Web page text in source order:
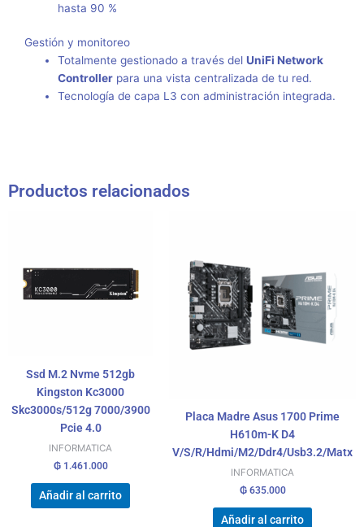
hasta 90 %
Gestión y monitoreo
Totalmente gestionado a través delUniFi Network
Controller para una vista centralizada de tu red.
Tecnología de capa L3 con administración integrada.
Productos relacionados
Ssd M.2 Nvme 512gb
Kingston Kc3000
Skc3000s/512g 7000/3900
Pcie 4.0
INFORMATICA
₲1.461.000
Añadir al carrito
Placa Madre Asus 1700 Prime
H610m-K D4
V/S/R/Hdmi/M2/Ddr4/Usb3.2/Matx
INFORMATICA
₲635.000
Añadir al carrito